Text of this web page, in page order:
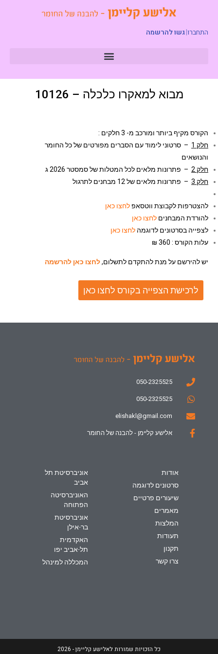
התחברו|גשו להרשמה
מבוא למאקרו כלכלה – 10126
הקורס מקיף ביותר ומורכב מ- 3 חלקים :
חלק 1
– סרטוני לימוד עם הסברים מפורטים של כל החומר
והנושאים
חלק 2
– פתרונות מלאים לכל המטלות של סמסטר 2026 ג
חלק 3
– פתרונות מלאים של 12 מבחנים לתרגול
להצטרפות לקבוצת ווטסאפ לחצו כאן
להורדת המבחנים לחצו כאן
לצפייה בסרטונים לדוגמה לחצו כאן
עלות הקורס : 360 ₪
יש להירשם על מנת להתקדם לתשלום,לחצו כאן להרשמה
לרכישת הצפייה בקורס לחצו כאן
050-2325525
050-2325525
elishakl@gmail.com
אלישע קליימן - להבנה של החומר
אודות
סרטונים לדוגמה
שיעורים פרטיים
מאמרים
המלצות
תעודות
תקנון
צרו קשר
אוניברסיטת תל
אביב
האוניברסיטה
הפתוחה
אוניברסיטת
בר-אילן
האקדמית
תל-אביב יפו
המכללה למינהל
כל הזכויות שמורות לאלישע קליימן - 2026